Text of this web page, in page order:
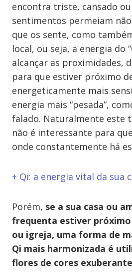
encontra triste, cansado ou
sentimentos permeiam
que os sente, como
local, ou seja, a energia do
alcançar as proximidades,
para que estiver próximo
energeticamente mais
energia mais “pesada”,
falado. Naturalmente este
não é interessante para
onde constantemente há
+ Qi: a energia vital da sua
Porém, se a sua casa ou
frequenta estiver
ou igreja, uma forma de
Qi mais harmonizada é
flores de cores